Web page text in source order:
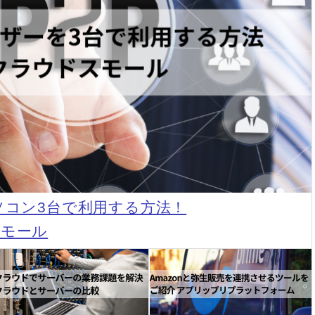
ン3台で利用する方法！
ール